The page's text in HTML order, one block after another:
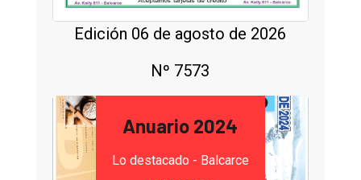
Edición 06 de agosto de 2026
Nº 7573
Anuario 2024
Lo destacado - Balcarce